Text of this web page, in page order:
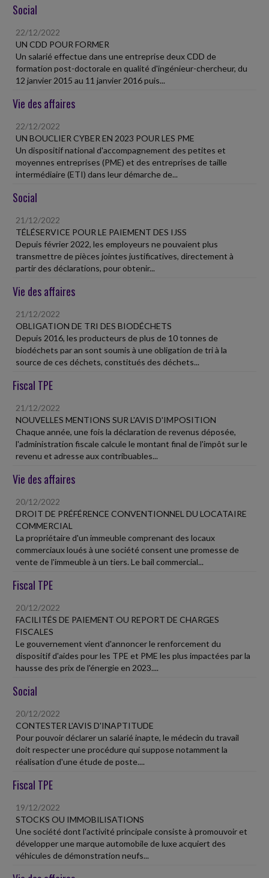
Social
22/12/2022
UN CDD POUR FORMER
Un salarié effectue dans une entreprise deux CDD de
formation post-doctorale en qualité d'ingénieur-chercheur, du
12 janvier 2015 au 11 janvier 2016 puis...
Vie des affaires
22/12/2022
UN BOUCLIER CYBER EN 2023 POUR LES PME
Un dispositif national d'accompagnement des petites et
moyennes entreprises (PME) et des entreprises de taille
intermédiaire (ETI) dans leur démarche de...
Social
21/12/2022
TÉLÉSERVICE POUR LE PAIEMENT DES IJSS
Depuis février 2022, les employeurs ne pouvaient plus
transmettre de pièces jointes justificatives, directement à
partir des déclarations, pour obtenir...
Vie des affaires
21/12/2022
OBLIGATION DE TRI DES BIODÉCHETS
Depuis 2016, les producteurs de plus de 10 tonnes de
biodéchets par an sont soumis à une obligation de tri à la
source de ces déchets, constitués des déchets...
Fiscal TPE
21/12/2022
NOUVELLES MENTIONS SUR L'AVIS D'IMPOSITION
Chaque année, une fois la déclaration de revenus déposée,
l'administration fiscale calcule le montant final de l'impôt sur le
revenu et adresse aux contribuables...
Vie des affaires
20/12/2022
DROIT DE PRÉFÉRENCE CONVENTIONNEL DU LOCATAIRE
COMMERCIAL
La propriétaire d'un immeuble comprenant des locaux
commerciaux loués à une société consent une promesse de
vente de l'immeuble à un tiers. Le bail commercial...
Fiscal TPE
20/12/2022
FACILITÉS DE PAIEMENT OU REPORT DE CHARGES
FISCALES
Le gouvernement vient d'annoncer le renforcement du
dispositif d'aides pour les TPE et PME les plus impactées par la
hausse des prix de l'énergie en 2023....
Social
20/12/2022
CONTESTER L'AVIS D'INAPTITUDE
Pour pouvoir déclarer un salarié inapte, le médecin du travail
doit respecter une procédure qui suppose notamment la
réalisation d'une étude de poste....
Fiscal TPE
19/12/2022
STOCKS OU IMMOBILISATIONS
Une société dont l'activité principale consiste à promouvoir et
développer une marque automobile de luxe acquiert des
véhicules de démonstration neufs...